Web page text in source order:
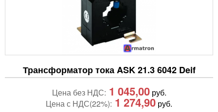
Трансформатор тока ASK 21.3 6042 Deif
Цена без НДС: 1 045,00руб.
Цена с НДС(22%): 1 274,90 руб.